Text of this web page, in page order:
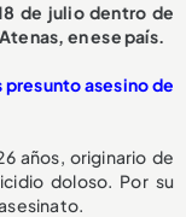
de julio dentro de
en ese país.
presunto asesino de
años, originario de
doloso. Por su